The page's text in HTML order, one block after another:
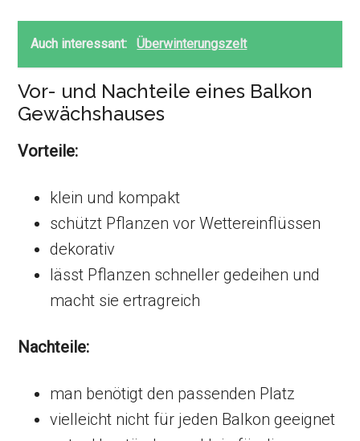
Auch interessant: Überwinterungszelt
Vor- und Nachteile eines Balkon
Gewächshauses
Vorteile:
klein und kompakt
schützt Pflanzen vor Wettereinflüssen
dekorativ
lässt Pflanzen schneller gedeihen und
macht sie ertragreich
Nachteile:
man benötigt den passenden Platz
vielleicht nicht für jeden Balkon geeignet